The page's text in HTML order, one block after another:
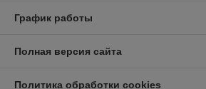
График работы
Полная версия сайта
Политика обработки cookies